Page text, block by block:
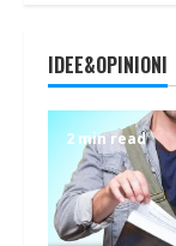
IDEE&OPINIONI
2 min read